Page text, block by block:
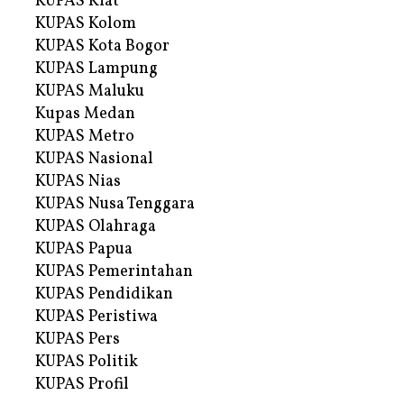
KUPAS Kolom
KUPAS Kota Bogor
KUPAS Lampung
KUPAS Maluku
Kupas Medan
KUPAS Metro
KUPAS Nasional
KUPAS Nias
KUPAS Nusa Tenggara
KUPAS Olahraga
KUPAS Papua
KUPAS Pemerintahan
KUPAS Pendidikan
KUPAS Peristiwa
KUPAS Pers
KUPAS Politik
KUPAS Profil